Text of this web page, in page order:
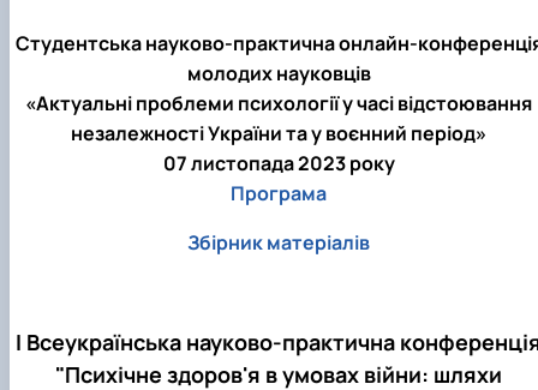
Студентська науково-практична онлайн-
молодих науковців
«Актуальні проблеми психології у часі відстоювання
незалежності України та у воєнний період»
07 листопада 2023 року
Програма
Збірник матеріалів
І Всеукраїнська науково-практична
"Психічне здоров'я в умовах війни: шляхи